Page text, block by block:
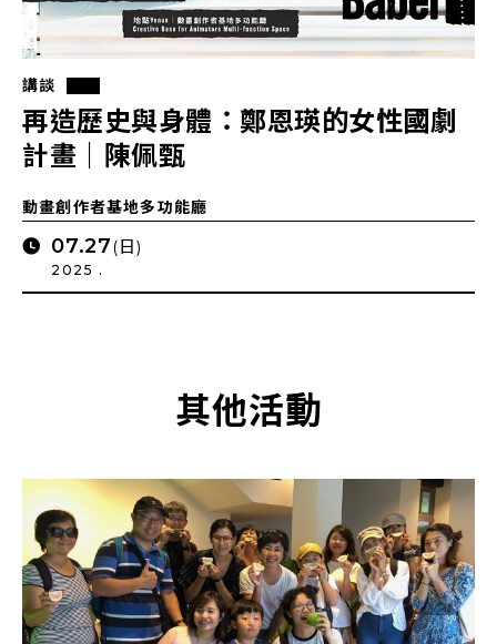
講談
再造歷史與身體：鄭恩瑛的女性國劇
計畫｜陳佩甄
動畫創作者基地多功能廳
07.27(日)
2025 .
其他活動